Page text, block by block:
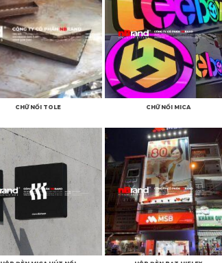
CHỮ NỔI TOLE CHỮ NỔI MICA